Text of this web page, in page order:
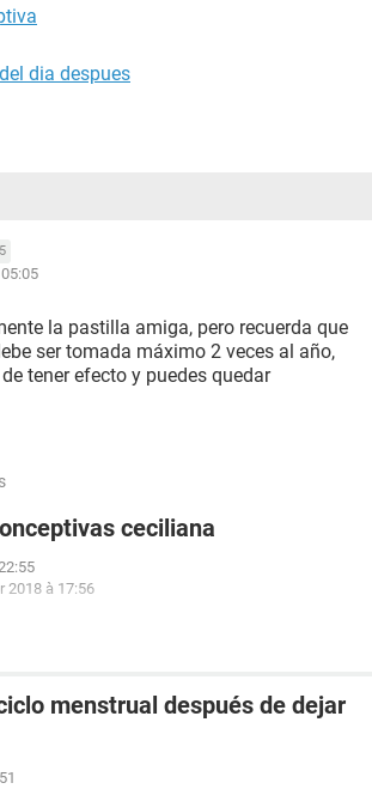
dia despues
5
la pastilla amiga, pero recuerda que
ser tomada máximo 2 veces al año,
tener efecto y puedes quedar
ceciliana
2018 à 17:56
menstrual después de dejar